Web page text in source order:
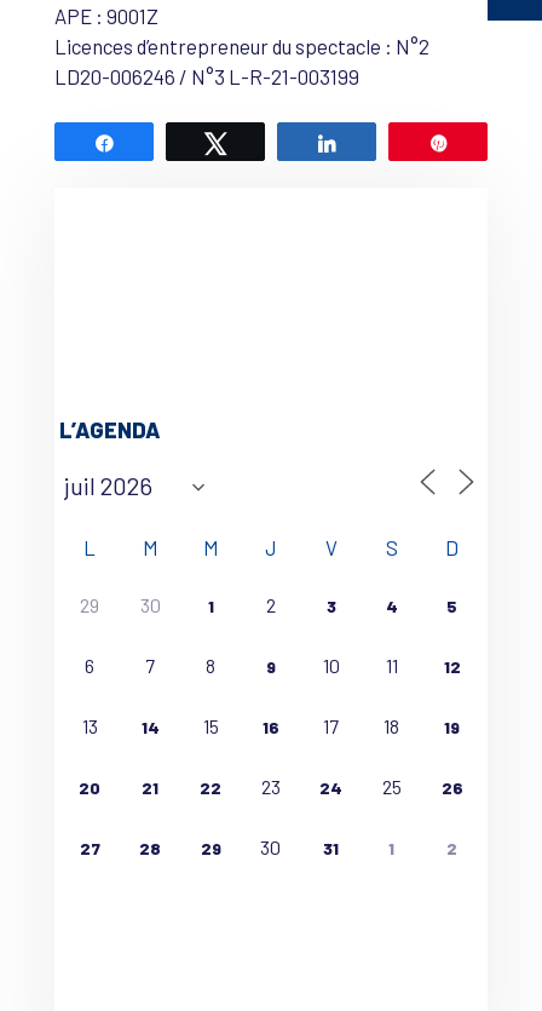
APE : 9001Z
Licences d’entrepreneur du spectacle : N°2
LD20-006246 / N°3 L-R-21-003199
L’AGENDA
L M M J V S D
29 30 1 2 3 4 5
6 7 8 9 10 11 12
13 14 15 16 17 18 19
20 21 22 23 24 25 26
27 28 29 30 31 1 2